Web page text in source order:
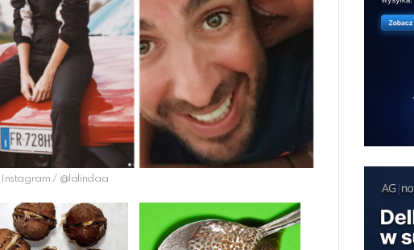
Instagram / @lalindaa